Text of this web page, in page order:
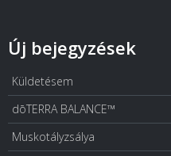
Új bejegyzések
Küldetésem
dōTERRA BALANCE™
Muskotályzsálya